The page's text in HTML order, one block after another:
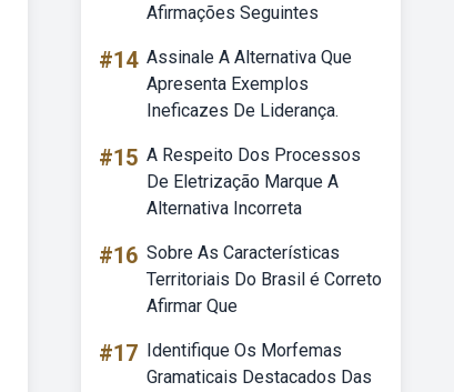
Afirmações Seguintes
#14 Assinale A Alternativa Que
Apresenta Exemplos
Ineficazes De Liderança.
#15 A Respeito Dos Processos
De Eletrização Marque A
Alternativa Incorreta
#16 Sobre As Características
Territoriais Do Brasil é Correto
Afirmar Que
#17 Identifique Os Morfemas
Gramaticais Destacados Das